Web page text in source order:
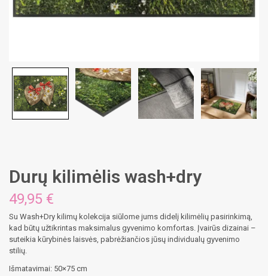
Durų kilimėlis wash+dry
49,95 €
Su Wash+Dry kilimų kolekcija siūlome jums didelį kilimėlių pasirinkimą,
kad būtų užtikrintas maksimalus gyvenimo komfortas. Įvairūs dizainai –
suteikia kūrybinės laisvės, pabrėžiančios jūsų individualų gyvenimo
stilių.
Išmatavimai: 50×75 cm